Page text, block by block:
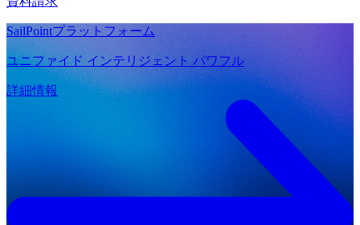
SailPointプラットフォーム
ユニファイド インテリジェント パワフル
詳細情報